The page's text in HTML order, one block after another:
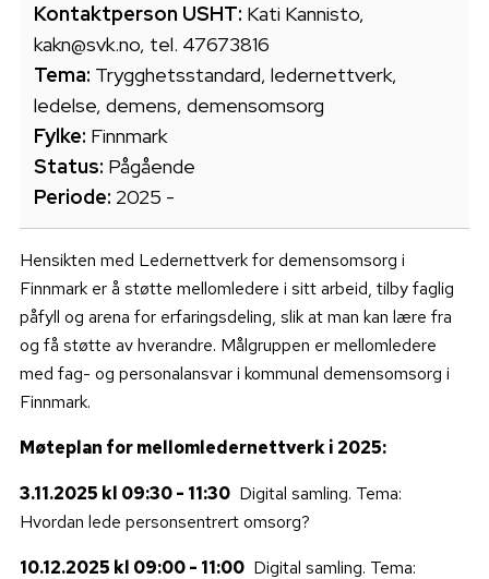
Kontaktperson USHT: Kati Kannisto,
kakn@svk.no, tel. 47673816
Tema: Trygghetsstandard, ledernettverk,
ledelse, demens, demensomsorg
Fylke: Finnmark
Status: Pågående
Periode: 2025 -
Hensikten med Ledernettverk for demensomsorg i
Finnmark er å støtte mellomledere i sitt arbeid, tilby faglig
påfyll og arena for erfaringsdeling, slik at man kan lære fra
og få støtte av hverandre. Målgruppen er mellomledere
med fag- og personalansvar i kommunal demensomsorg i
Finnmark.
Møteplan for mellomledernettverk i 2025:
3.11.2025 kl 09:30 - 11:30 Digital samling. Tema:
Hvordan lede personsentrert omsorg?
10.12.2025 kl 09:00 - 11:00 Digital samling. Tema: